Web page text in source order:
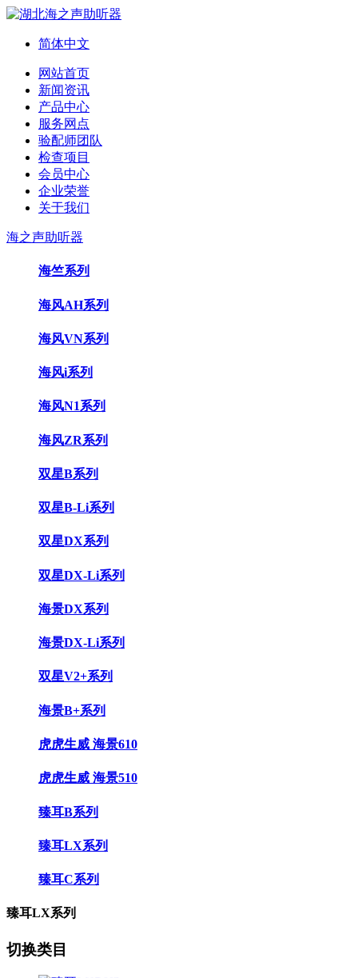
简体中文
网站首页
新闻资讯
产品中心
服务网点
验配师团队
检查项目
会员中心
企业荣誉
关于我们
海之声助听器
海竺系列
海风AH系列
海风VN系列
海风i系列
海风N1系列
海风ZR系列
双星B系列
双星B-Li系列
双星DX系列
双星DX-Li系列
海景DX系列
海景DX-Li系列
双星V2+系列
海景B+系列
虎虎生威 海景610
虎虎生威 海景510
臻耳B系列
臻耳LX系列
臻耳C系列
臻耳LX系列
切换类目